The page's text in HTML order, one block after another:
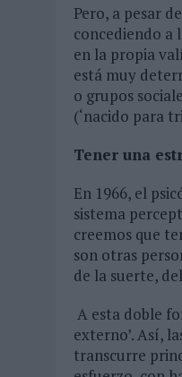
Pero, a pesar
concediendo a
en la propia
está muy
o grupos
(‘nacido para
Tener una
En 1966, el
sistema
creemos que
son otras
de la suerte,
A esta doble
externo’. Así,
transcurre